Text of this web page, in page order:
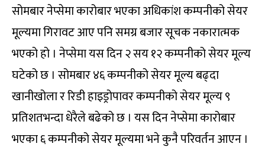
सोमबार नेप्सेमा कारोबार भएका अधिकांश कम्पनीको सेयर
मूल्यमा गिरावट आए पनि समग्र बजार सूचक नकारात्मक
भएको हो । नेप्सेमा यस दिन २ सय १२ कम्पनीको सेयर मूल्य
घटेको छ । सोमबार ४६ कम्पनीको सेयर मूल्य बढ्दा
खानीखोला र रिडी हाइड्रोपावर कम्पनीको सेयर मूल्य ९
प्रतिशतभन्दा धेरैले बढेको छ । यस दिन नेप्सेमा कारोबार
भएका ६ कम्पनीको सेयर मूल्यमा भने कुनै परिवर्तन आएन ।